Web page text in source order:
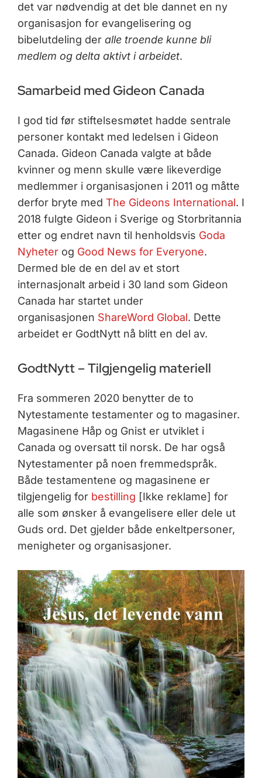
det var nødvendig at det ble dannet en ny
organisasjon for evangelisering og
bibelutdeling der alle troende kunne bli
medlem og delta aktivt i arbeidet.
Samarbeid med Gideon Canada
I god tid før stiftelsesmøtet hadde sentrale
personer kontakt med ledelsen i Gideon
Canada. Gideon Canada valgte at både
kvinner og menn skulle være likeverdige
medlemmer i organisasjonen i 2011 og måtte
derfor bryte med The Gideons International. I
2018 fulgte Gideon i Sverige og Storbritannia
etter og endret navn til henholdsvis Goda
Nyheterog Good News for Everyone.
Dermed ble de en del av et stort
internasjonalt arbeid i 30 land som Gideon
Canada har startet under
organisasjonen ShareWord Global. Dette
arbeidet er GodtNytt nå blitt en del av.
GodtNytt – Tilgjengelig materiell
Fra sommeren 2020 benytter de to
Nytestamente testamenter og to magasiner.
Magasinene Håp og Gnist er utviklet i
Canada og oversatt til norsk. De har også
Nytestamenter på noen fremmedspråk.
Både testamentene og magasinene er
tilgjengelig for bestilling [Ikke reklame] for
alle som ønsker å evangelisere eller dele ut
Guds ord. Det gjelder både enkeltpersoner,
menigheter og organisasjoner.